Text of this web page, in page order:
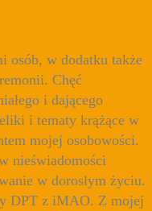
osób, w dodatku także
Chęć
i dającego
i tematy krążące w
mojej osobowości.
nieświadomości
w dorosłym życiu.
DPT z iMAO. Z mojej